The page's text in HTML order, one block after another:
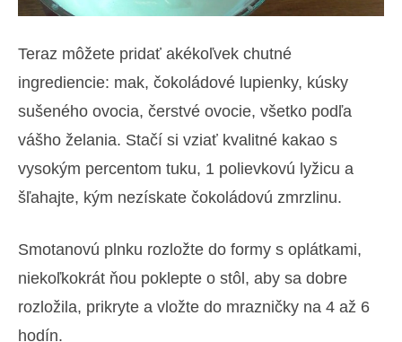
Teraz môžete pridať akékoľvek chutné
ingrediencie: mak, čokoládové lupienky, kúsky
sušeného ovocia, čerstvé ovocie, všetko podľa
vášho želania. Stačí si vziať kvalitné kakao s
vysokým percentom tuku, 1 polievkovú lyžicu a
šľahajte, kým nezískate čokoládovú zmrzlinu.
Smotanovú plnku rozložte do formy s oplátkami,
niekoľkokrát ňou poklepte o stôl, aby sa dobre
rozložila, prikryte a vložte do mrazničky na 4 až 6
hodín.